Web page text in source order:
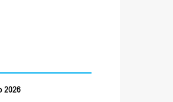
2026